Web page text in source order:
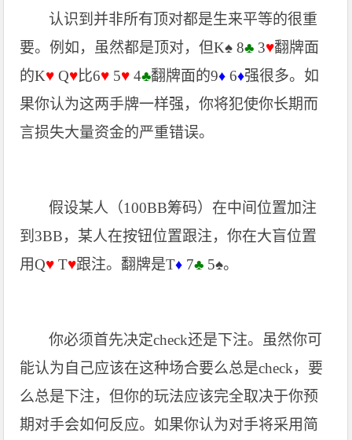
认识到并非所有顶对都是生来平等的很重
要。例如，虽然都是顶对，但K♠ 8♣ 3♥翻牌面
的K♥ Q♥比6♥ 5♥ 4♣翻牌面的9♦ 6♦强很多。如
果你认为这两手牌一样强，你将犯使你长期而
言损失大量资金的严重错误。
假设某人（100BB筹码）在中间位置加注
到3BB，某人在按钮位置跟注，你在大盲位置
用Q♥ T♥跟注。翻牌是T♦ 7♣ 5♠。
你必须首先决定check还是下注。虽然你可
能认为自己应该在这种场合要么总是check，要
么总是下注，但你的玩法应该完全取决于你预
期对手会如何反应。如果你认为对手将采用简